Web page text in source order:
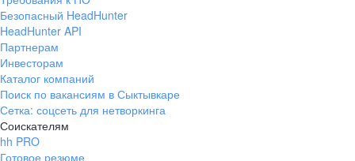
Безопасный HeadHunter
HeadHunter API
Партнерам
Инвесторам
Каталог компаний
Поиск по вакансиям в Сыктывкаре
Сетка: соцсеть для нетворкинга
Соискателям
hh PRO
Готовое резюме